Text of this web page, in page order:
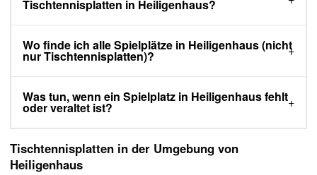
Tischtennisplatten in Heiligenhaus?
Wo finde ich alle Spielplätze in Heiligenhaus (nicht
nur Tischtennisplatten)?
Was tun, wenn ein Spielplatz in Heiligenhaus fehlt
oder veraltet ist?
Tischtennisplatten in der Umgebung von
Heiligenhaus